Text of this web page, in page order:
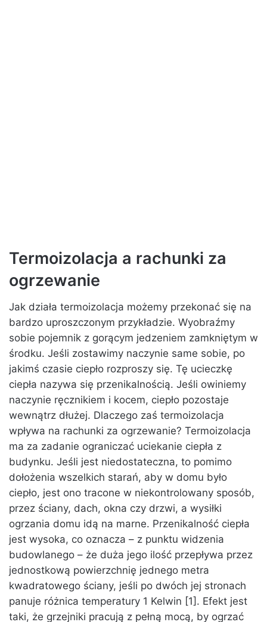
Termoizolacja a rachunki za
ogrzewanie
Jak działa termoizolacja możemy przekonać się na
bardzo uproszczonym przykładzie. Wyobraźmy
sobie pojemnik z gorącym jedzeniem zamkniętym w
środku. Jeśli zostawimy naczynie same sobie, po
jakimś czasie ciepło rozproszy się. Tę ucieczkę
ciepła nazywa się przenikalnością. Jeśli owiniemy
naczynie ręcznikiem i kocem, ciepło pozostaje
wewnątrz dłużej. Dlaczego zaś termoizolacja
wpływa na rachunki za ogrzewanie? Termoizolacja
ma za zadanie ograniczać uciekanie ciepła z
budynku. Jeśli jest niedostateczna, to pomimo
dołożenia wszelkich starań, aby w domu było
ciepło, jest ono tracone w niekontrolowany sposób,
przez ściany, dach, okna czy drzwi, a wysiłki
ogrzania domu idą na marne. Przenikalność ciepła
jest wysoka, co oznacza – z punktu widzenia
budowlanego – że duża jego ilość przepływa przez
jednostkową powierzchnię jednego metra
kwadratowego ściany, jeśli po dwóch jej stronach
panuje różnica temperatury 1 Kelwin [1]. Efekt jest
taki, że grzejniki pracują z pełną mocą, by ogrzać